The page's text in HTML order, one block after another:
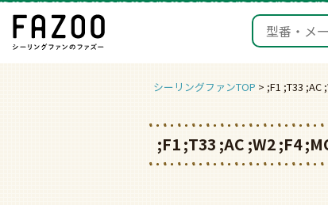
シーリングファンTOP ;F1 ;T33 ;AC
;F1 ;T33 ;AC ;W2 ;F4